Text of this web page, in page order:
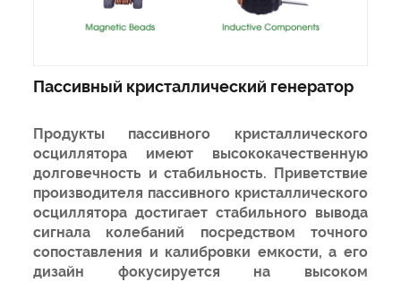
Пассивный кристаллический генератор
Продукты пассивного кристаллического
осциллятора имеют высококачественную
долговечность и стабильность. Приветствие
производителя пассивного кристаллического
осциллятора достигает стабильного вывода
сигнала колебаний посредством точного
сопоставления и калибровки емкости, а его
дизайн фокусируется на высоком